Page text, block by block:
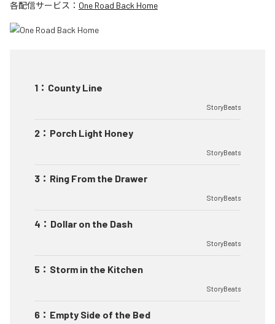
各配信サービス： One Road Back Home
1 ： County Line
StoryBeats
2 ： Porch Light Honey
StoryBeats
3 ： Ring From the Drawer
StoryBeats
4 ： Dollar on the Dash
StoryBeats
5 ： Storm in the Kitchen
StoryBeats
6 ： Empty Side of the Bed